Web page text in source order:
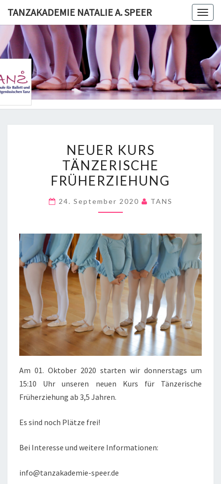
content
TANZAKADEMIE NATALIE A. SPEER
KURS
TÄNZERISCHE
FRÜHERZIEHUNG
NEUER KURS
TÄNZERISCHE
FRÜHERZIEHUNG
24. September 2020 TANS
Am 01. Oktober 2020 starten wir donnerstags um
15:10 Uhr unseren neuen Kurs für Tänzerische
Früherziehung ab 3,5 Jahren.
Es sind noch Plätze frei!
Bei Interesse und weitere Informationen:
info@tanzakademie-speer.de